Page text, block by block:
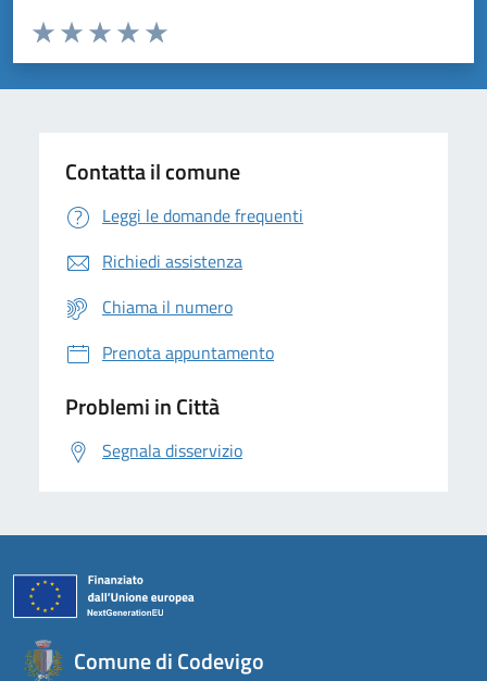
Domanda
Valuta da 1 a 5 stelle la pagina
Valuta 5 stelle su 5
Valuta 4 stelle su 5
Valuta 3 stelle su 5
Valuta 2 stelle su 5
Valuta 1 stelle su 5
Contatta il comune
Leggi le domande frequenti
Richiedi assistenza
Chiama il numero
Prenota appuntamento
Problemi in Città
Segnala disservizio
Comune di Codevigo